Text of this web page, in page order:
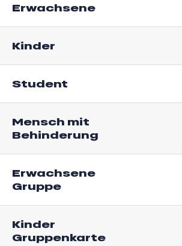
Erwachsene
Kinder
Student
Mensch mit
Behinderung
Erwachsene
Gruppe
Kinder
Gruppenkarte